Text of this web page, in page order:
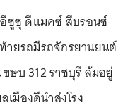
ซูซุ ดีแมคซ์ สีบรอนซ์
ายรถมีรถจักรยานยนต์
ษบ 312 ราชบุรี ล้มอยู่
มืองดีนำส่งโรง